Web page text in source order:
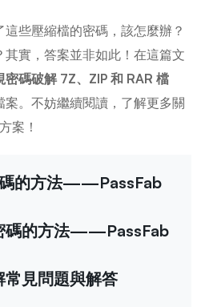
些壓縮檔的密碼，該怎麼辦？
實，答案並非如此！在這篇文
密碼破解 7Z、ZIP 和 RAR 檔
案。不妨繼續閱讀，了解更多關
案！
碼的方法——PassFab
碼的方法——PassFab
見問題與解答